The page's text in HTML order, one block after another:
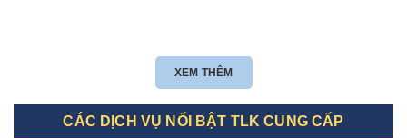
XEM THÊM
CÁC DỊCH VỤ NỔI BẬT TLK CUNG CẤP